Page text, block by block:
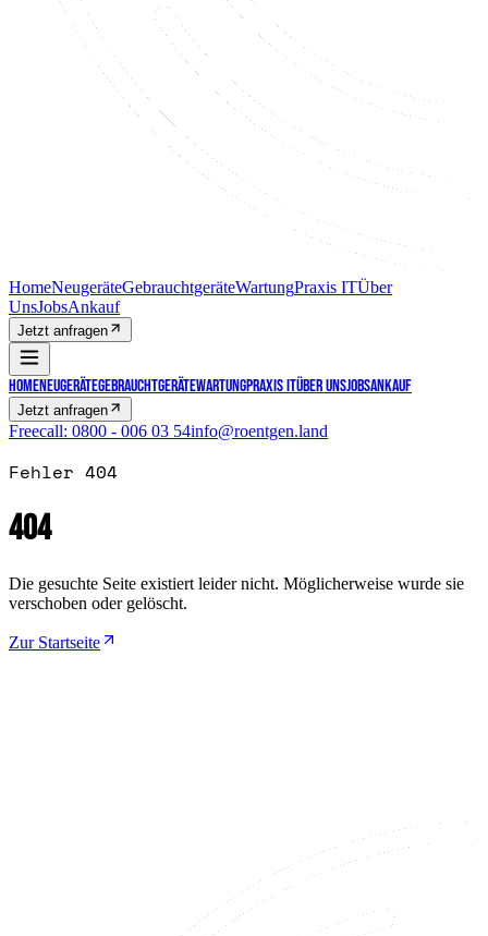
HomeNeugeräteGebrauchtgeräteWartungPraxis ITÜber
UnsJobsAnkauf
Jetzt anfragen
HomeNeugeräteGebrauchtgeräteWartungPraxis ITÜber UnsJobsAnkauf
Jetzt anfragen
Freecall: 0800 - 006 03 54info@roentgen.land
Fehler 404
404
Die gesuchte Seite existiert leider nicht. Möglicherweise wurde sie
verschoben oder gelöscht.
Zur Startseite